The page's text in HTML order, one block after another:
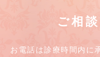
ご相
お電話は診療時間内に